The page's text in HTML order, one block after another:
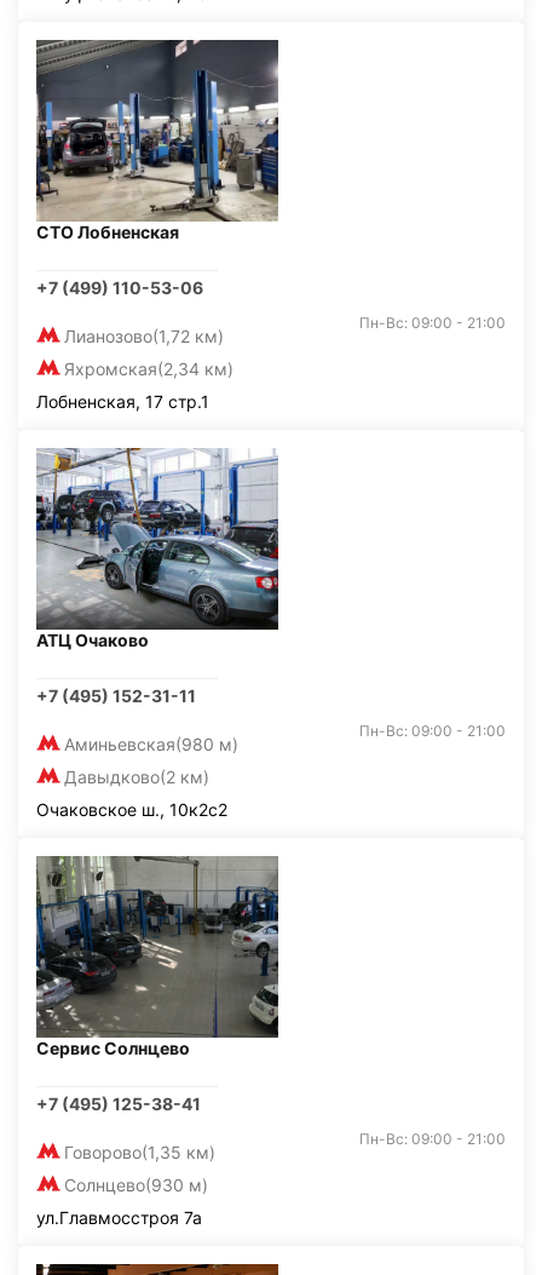
СТО Лобненская
+7 (499) 110-53-06
Лианозово(1,72 км)
Яхромская(2,34 км)
Пн-Вс: 09:00 - 21:00
Лобненская, 17 стр.1
АТЦ Очаково
+7 (495) 152-31-11
Аминьевская(980 м)
Давыдково(2 км)
Пн-Вс: 09:00 - 21:00
Очаковское ш., 10к2с2
Сервис Солнцево
+7 (495) 125-38-41
Говорово(1,35 км)
Солнцево(930 м)
Пн-Вс: 09:00 - 21:00
ул.Главмосстроя 7а